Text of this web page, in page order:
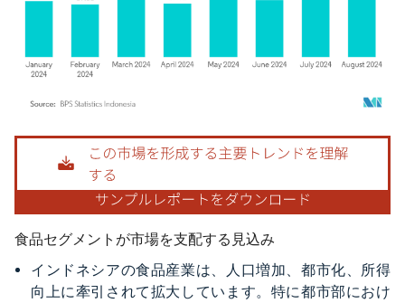
画像 © Mordor Intelligence。再利用にはCC BY 4.0の表示が必要です。
食品セグメントが市場を支配する見込み
インドネシアの食品産業は、人口増加、都市化、所得
向上に牽引されて拡大しています。特に都市部におけ